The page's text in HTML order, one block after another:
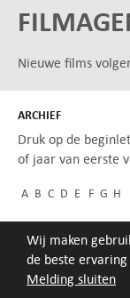
Melding sluiten
Wij maken
de beste
Nieuwe films
ARCHIEF
Druk op de
of jaar van eerste
A B C D E F G H